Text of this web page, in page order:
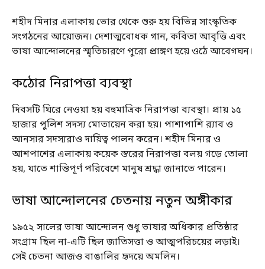
শহীদ মিনার এলাকায় ভোর থেকে শুরু হয় বিভিন্ন সাংস্কৃতিক
সংগঠনের আয়োজন। দেশাত্মবোধক গান, কবিতা আবৃত্তি এবং
ভাষা আন্দোলনের স্মৃতিচারণে পুরো প্রাঙ্গণ হয়ে ওঠে আবেগঘন।
কঠোর নিরাপত্তা ব্যবস্থা
দিবসটি ঘিরে নেওয়া হয় বহুমাত্রিক নিরাপত্তা ব্যবস্থা। প্রায় ১৫
হাজার পুলিশ সদস্য মোতায়েন করা হয়। পাশাপাশি র‍্যাব ও
আনসার সদস্যরাও দায়িত্ব পালন করেন। শহীদ মিনার ও
আশপাশের এলাকায় কয়েক স্তরের নিরাপত্তা বলয় গড়ে তোলা
হয়, যাতে শান্তিপূর্ণ পরিবেশে মানুষ শ্রদ্ধা জানাতে পারেন।
ভাষা আন্দোলনের চেতনায় নতুন অঙ্গীকার
১৯৫২ সালের ভাষা আন্দোলন শুধু ভাষার অধিকার প্রতিষ্ঠার
সংগ্রাম ছিল না-এটি ছিল জাতিসত্তা ও আত্মপরিচয়ের লড়াই।
সেই চেতনা আজও বাঙালির হৃদয়ে অমলিন।